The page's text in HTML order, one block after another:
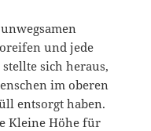
und jede
sich heraus,
im oberen
entsorgt haben.
Kleine Höhe für